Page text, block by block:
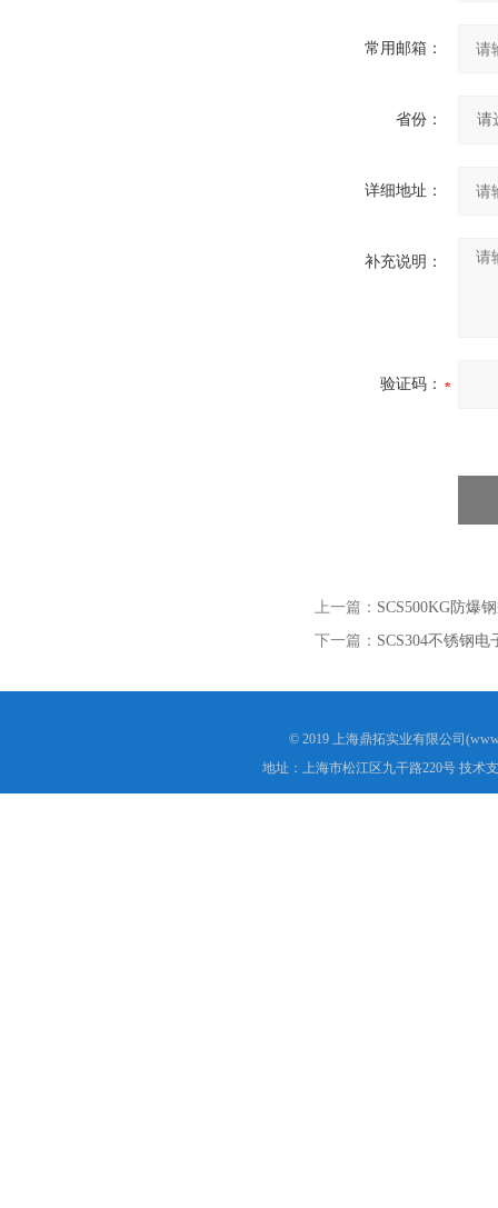
常用邮箱：
省份：
详细地址：
补充说明：
验证码：
上一篇： SCS500KG防爆
下一篇： SCS304不锈钢电
© 2019 上海鼎拓实业有限公司
地址：上海市松江区九干路220号 技术